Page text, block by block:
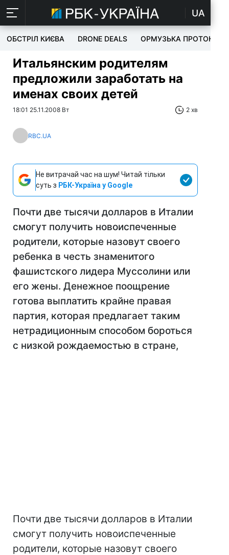
UA
ОБСТРІЛ КИЄВА DRONE DEALS ОРМУЗЬКА ПРОТОКА
Итальянским родителям
предложили заработать на
именах своих детей
18:01 25.11.2008 Вт 2 хв
RBC.UA
Не витрачай час на шум! Читай тільки
суть з РБК-Україна у Google
Почти две тысячи долларов в Италии
смогут получить новоиспеченные
родители, которые назовут своего
ребенка в честь знаменитого
фашистского лидера Муссолини или
его жены. Денежное поощрение
готова выплатить крайне правая
партия, которая предлагает таким
нетрадиционным способом бороться
с низкой рождаемостью в стране,
Почти две тысячи долларов в Италии
смогут получить новоиспеченные
родители, которые назовут своего